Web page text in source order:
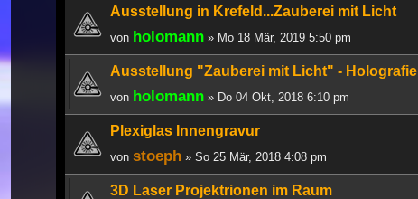
Ausstellung in Krefeld...Zauberei mit Licht
von holomann » Mo 18 Mär, 2019 5:50 pm
Ausstellung "Zauberei mit Licht" - Holografie
von holomann » Do 04 Okt, 2018 6:10 pm
Plexiglas Innengravur
von stoeph » So 25 Mär, 2018 4:08 pm
3D Laser Projektrionen im Raum